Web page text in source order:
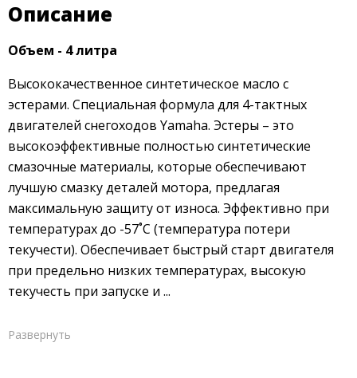
Описание
Объем - 4 литра
Высококачественное синтетическое масло с
эстерами. Специальная формула для 4-тактных
двигателей снегоходов Yamaha. Эстеры – это
высокоэффективные полностью синтетические
смазочные материалы, которые обеспечивают
лучшую смазку деталей мотора, предлагая
максимальную защиту от износа. Эффективно при
температурах до -57˚С (температура потери
текучести). Обеспечивает быстрый старт двигателя
при предельно низких температурах, высокую
текучесть при запуске и ...
Развернуть